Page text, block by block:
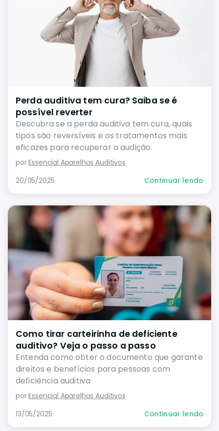
Perda auditiva tem cura? Saiba se é
possível reverter
Descubra se a perda auditiva tem cura, quais
tipos são reversíveis e os tratamentos mais
eficazes para recuperar a audição.
porEssencial Aparelhos Auditivos
20/05/2025
Continuar lendo
Como tirar carteirinha de deficiente
auditivo? Veja o passo a passo
Entenda como obter o documento que garante
direitos e benefícios para pessoas com
deficiência auditiva
porEssencial Aparelhos Auditivos
13/05/2025
Continuar lendo